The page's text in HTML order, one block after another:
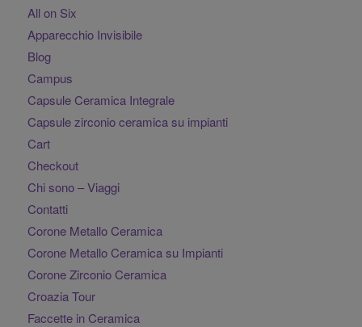
All on Six
Apparecchio Invisibile
Blog
Campus
Capsule Ceramica Integrale
Capsule zirconio ceramica su impianti
Cart
Checkout
Chi sono – Viaggi
Contatti
Corone Metallo Ceramica
Corone Metallo Ceramica su Impianti
Corone Zirconio Ceramica
Croazia Tour
Faccette in Ceramica